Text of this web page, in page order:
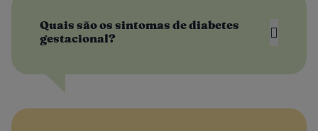
Quais são os sintomas de diabetes
gestacional?